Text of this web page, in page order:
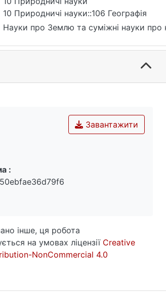
10 Природничі науки::106 Географія
Науки про Землю та суміжні науки
Завантажити
:
інше, ця робота
на умовах ліцензії Creative
NonCommercial 4.0